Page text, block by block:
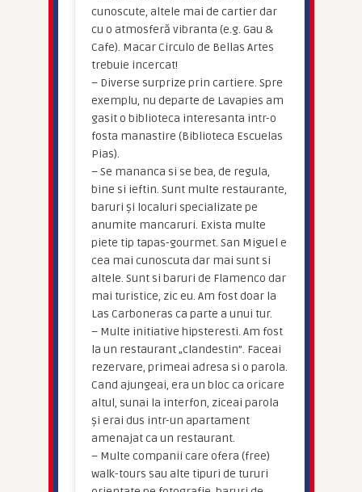
cunoscute, altele mai de cartier dar
cu o atmosferă vibranta (e.g. Gau &
Cafe). Macar Circulo de Bellas Artes
trebuie incercat!
– Diverse surprize prin cartiere. Spre
exemplu, nu departe de Lavapies am
gasit o biblioteca interesanta intr-o
fosta manastire (Biblioteca Escuelas
Pias).
– Se mananca si se bea, de regula,
bine si ieftin. Sunt multe restaurante,
baruri și localuri specializate pe
anumite mancaruri. Exista multe
piete tip tapas-gourmet. San Miguel e
cea mai cunoscuta dar mai sunt si
altele. Sunt si baruri de Flamenco dar
mai turistice, zic eu. Am fost doar la
Las Carboneras ca parte a unui tur.
– Multe initiative hipsteresti. Am fost
la un restaurant „clandestin”. Faceai
rezervare, primeai adresa si o parola.
Cand ajungeai, era un bloc ca oricare
altul, sunai la interfon, ziceai parola
și erai dus intr-un apartament
amenajat ca un restaurant.
– Multe companii care ofera (free)
walk-tours sau alte tipuri de tururi